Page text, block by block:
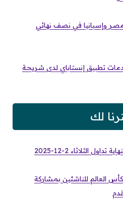
وإسبانيا في نصف نهائي
تطبيق إنستاباي لدى شريحة
لك
الثلاثاء 2-12-2025
العالم للناشئين بمشاركة